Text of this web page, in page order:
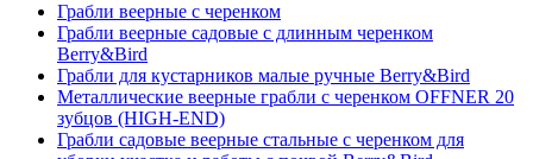
Грабли веерные с черенком
Грабли веерные садовые с длинным черенком
Berry&Bird
Грабли для кустарников малые ручные Berry&Bird
Металлические веерные грабли с черенком OFFNER 20
зубцов (HIGH-END)
Грабли садовые веерные стальные с черенком для